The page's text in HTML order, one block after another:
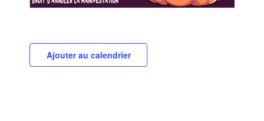
Ajouter au calendrier